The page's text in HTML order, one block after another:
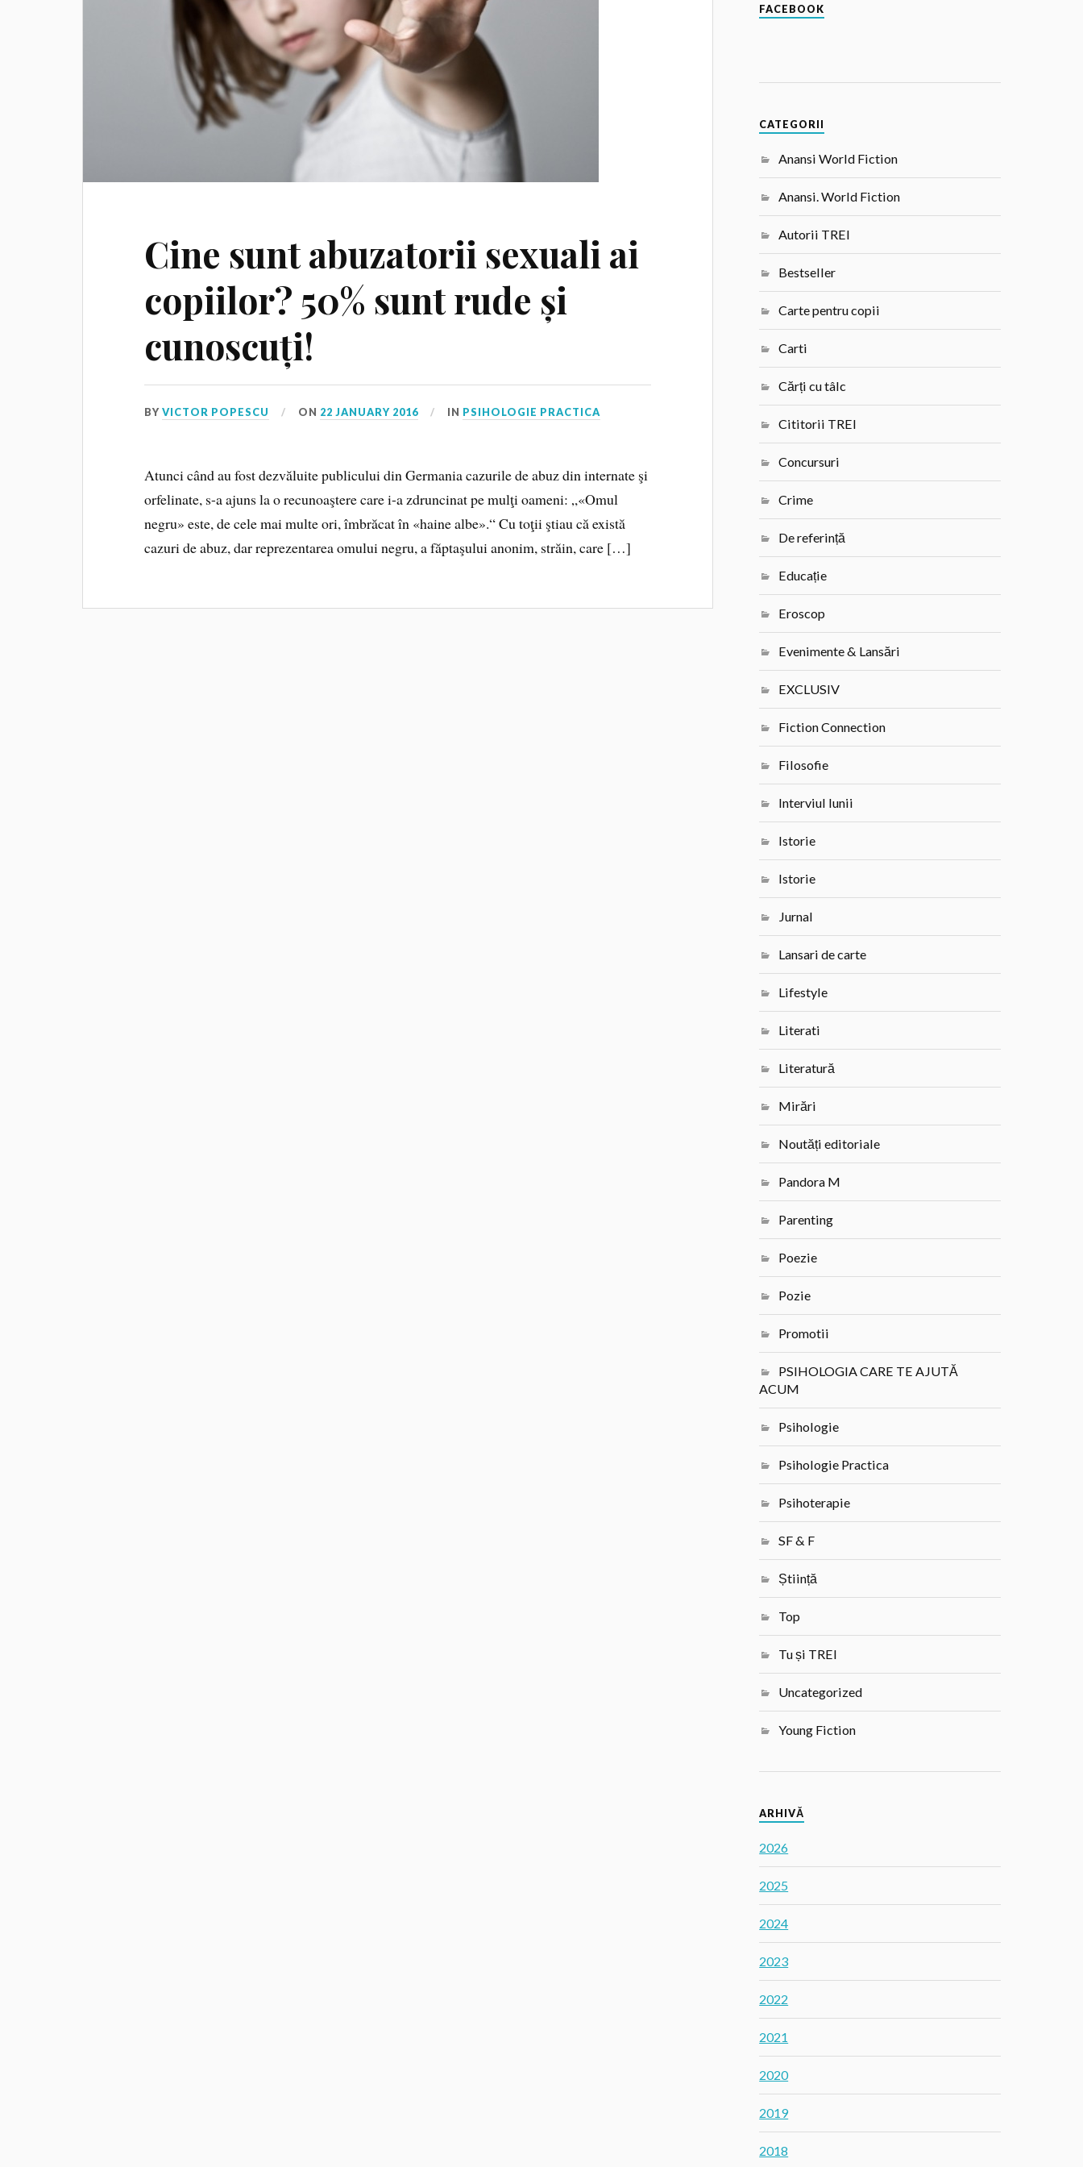
Cine sunt abuzatorii sexuali ai
copiilor? 50% sunt rude și
cunoscuți!
BYVICTOR POPESCU ON 22 JANUARY 2016 IN PSIHOLOGIE PRACTICA
Atunci când au fost dezvăluite publicului din Germania cazurile de abuz din internate şi
orfelinate, s-a ajuns la o recunoaştere care i-a zdruncinat pe mulţi oameni: „«Omul
negru» este, de cele mai multe ori, îmbrăcat în «haine albe».“ Cu toţii ştiau că există
cazuri de abuz, dar reprezentarea omului negru, a făptaşului anonim, străin, care […]
FACEBOOK
CATEGORII
Anansi World Fiction
Anansi. World Fiction
Autorii TREI
Bestseller
Carte pentru copii
Carti
Cărți cu tâlc
Cititorii TREI
Concursuri
Crime
De referință
Educație
Eroscop
Evenimente & Lansări
EXCLUSIV
Fiction Connection
Filosofie
Interviul lunii
Istorie
Istorie
Jurnal
Lansari de carte
Lifestyle
Literati
Literatură
Mirări
Noutăți editoriale
Pandora M
Parenting
Poezie
Pozie
Promotii
PSIHOLOGIA CARE TE AJUTĂ
ACUM
Psihologie
Psihologie Practica
Psihoterapie
SF & F
Știință
Top
Tu și TREI
Uncategorized
Young Fiction
ARHIVĂ
2026
2025
2024
2023
2022
2021
2020
2019
2018